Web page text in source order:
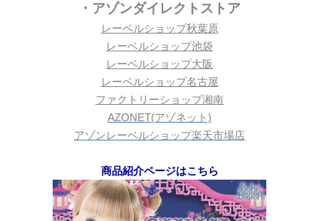
・アゾンダイレクトストア
レーベルショップ秋葉原
レーベルショップ池袋
レーベルショップ大阪
レーベルショップ名古屋
ファクトリーショップ湘南
AZONET(アゾネット)
アゾンレーベルショップ楽天市場店
商品紹介ページはこちら